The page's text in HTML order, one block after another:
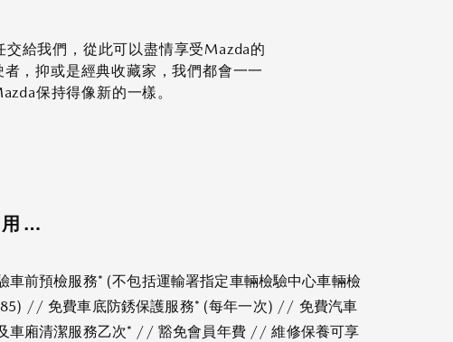
給我們，從此可以盡情享受Mazda的
，抑或是經典收藏家，我們都會一一
保持得像新的一樣。
用…
車前預檢服務* (不包括運輸署指定車輛檢驗中心車輛檢
// 免費車底防銹保護服務* (每年一次) // 免費汽車
車廂清潔服務乙次* // 豁免會員年費 // 維修保養可享